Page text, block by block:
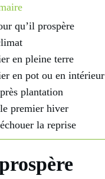
qu’il prospère
en pleine terre
en pot ou en intérieur
plantation
premier hiver
la reprise